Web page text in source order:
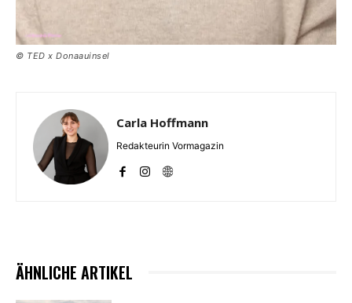
© TED x Donaauinsel
Carla Hoffmann
Redakteurin Vormagazin
ÄHNLICHE ARTIKEL